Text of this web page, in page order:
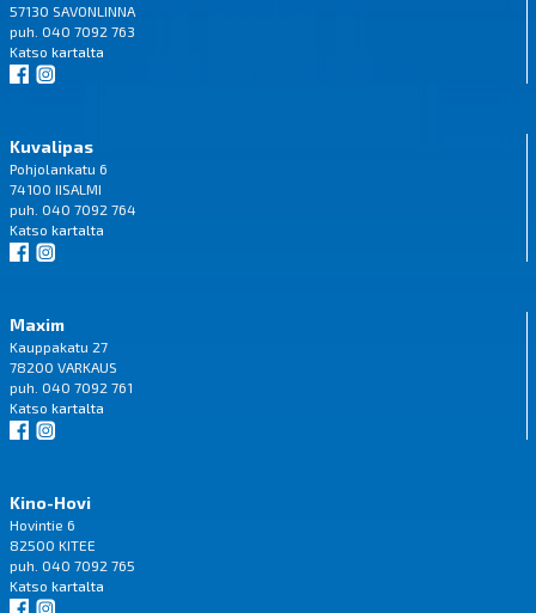
57130 SAVONLINNA
puh. 040 7092 763
Katso kartalta
Kuvalipas
Pohjolankatu 6
74100 IISALMI
puh. 040 7092 764
Katso kartalta
Maxim
Kauppakatu 27
78200 VARKAUS
puh. 040 7092 761
Katso kartalta
Kino-Hovi
Hovintie 6
82500 KITEE
puh. 040 7092 765
Katso kartalta